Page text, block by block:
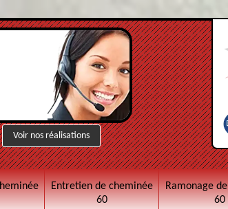
Voir nos réalisations
Entretien de cheminée
60
Ramonage
60